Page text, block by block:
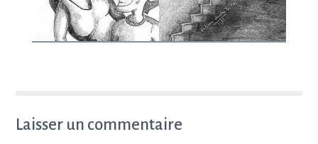
Laisser un commentaire